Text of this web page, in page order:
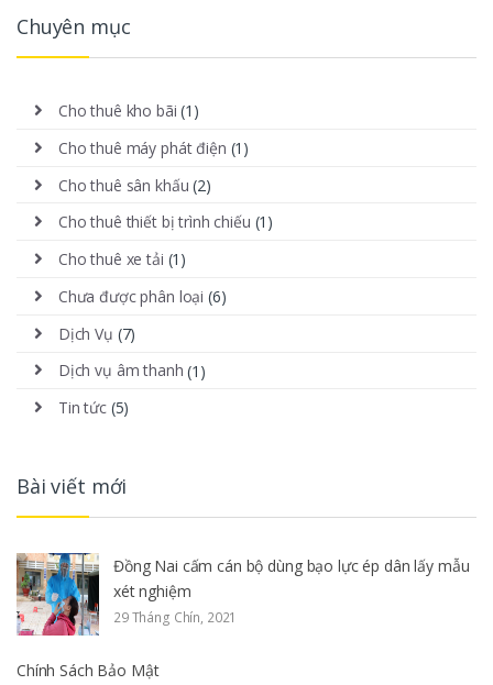
Chuyên mục
Cho thuê kho bãi (1)
Cho thuê máy phát điện (1)
Cho thuê sân khấu (2)
Cho thuê thiết bị trình chiếu (1)
Cho thuê xe tải (1)
Chưa được phân loại (6)
Dịch Vụ (7)
Dịch vụ âm thanh (1)
Tin tức(5)
Bài viết mới
Đồng Nai cấm cán bộ dùng bạo lực ép dân lấy mẫu
xét nghiệm
29 Tháng Chín, 2021
Chính Sách Bảo Mật